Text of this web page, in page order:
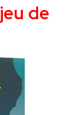
de